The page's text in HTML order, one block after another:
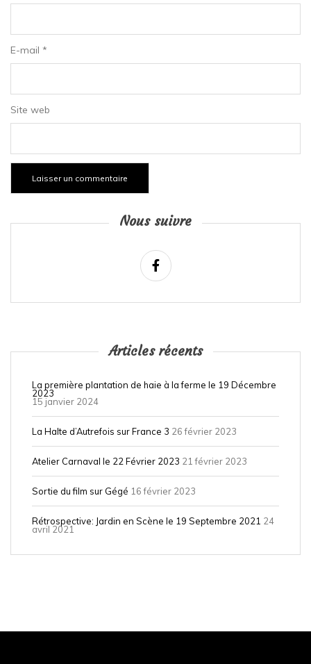
E-mail *
Site web
Nous suivre
Articles récents
La première plantation de haie à la ferme le 19 Décembre
2023
15 janvier 2024
La Halte d’Autrefois sur France 3 26 février 2023
Atelier Carnaval le 22 Février 2023 21 février 2023
Sortie du film sur Gégé 16 février 2023
Rétrospective: Jardin en Scène le 19 Septembre 2021 24
avril 2021